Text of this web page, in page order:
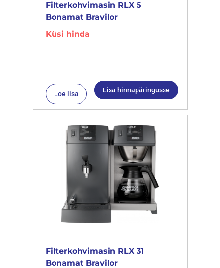
Filterkohvimasin RLX 5
Bonamat Bravilor
Küsi hinda
Loe lisa Lisa hinnapäringusse
Filterkohvimasin RLX 31
Bonamat Bravilor